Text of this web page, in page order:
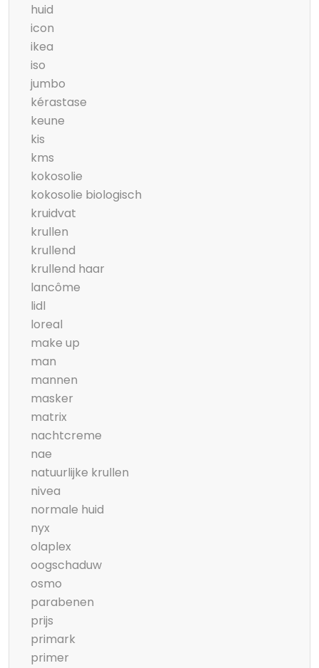
huid
icon
ikea
iso
jumbo
kérastase
keune
kis
kms
kokosolie
kokosolie biologisch
kruidvat
krullen
krullend
krullend haar
lancôme
lidl
loreal
make up
man
mannen
masker
matrix
nachtcreme
nae
natuurlijke krullen
nivea
normale huid
nyx
olaplex
oogschaduw
osmo
parabenen
prijs
primark
primer